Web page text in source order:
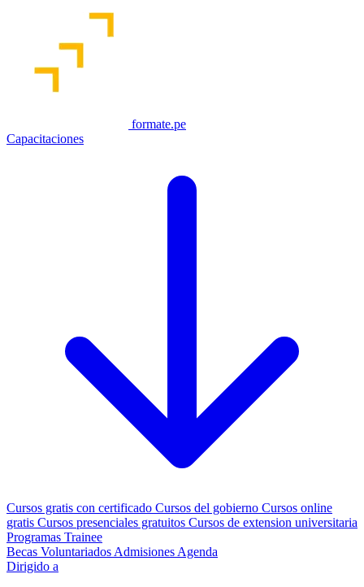
formate.pe
Capacitaciones
Cursos gratis con certificado Cursos del gobierno Cursos online
gratis Cursos presenciales gratuitos Cursos de extension universitaria
Programas Trainee
Becas Voluntariados Admisiones Agenda
Dirigido a